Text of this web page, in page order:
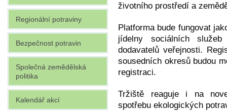
životního prostředí a
Platforma bude fungovat
jídelny sociálních
dodavatelů veřejnosti.
sousedních okresů budou
registraci.
Tržiště reaguje i na
spotřebu ekologických
Regionální potraviny
Bezpečnost potravin
Společná zemědělská
politika
Kalendář akcí